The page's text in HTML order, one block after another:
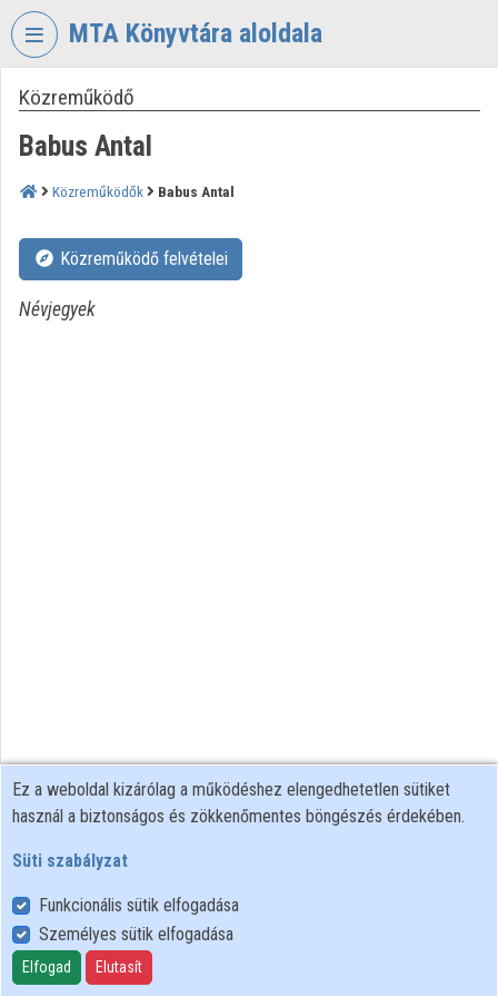
Fejléc kihagyása
MTA Könyvtára aloldala
VIDEOTORIUM
MAGYAR
TUDOMÁNYOS
KÖNYVTÁRA
Intézményi kezdőlap
Közreműködő
Babus Antal
Közreműködők Babus Antal
Közreműködő felvételei
Névjegyek
Felhasználói szabályzat
Adatkezelési tájékoztató
Süti szabályzat
Ez a weboldal kizárólag a működéshez elengedhetetlen sütiket
használ a biztonságos és zökkenőmentes böngészés érdekében.
Süti szabályzat
Funkcionális sütik elfogadása
Személyes sütik elfogadása
Elfogad Elutasít